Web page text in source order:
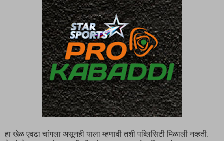
हा खेळ एवढा चांगला असूनही याला म्हणावी तशी पब्लिसिटी मिळाली नव्हती.